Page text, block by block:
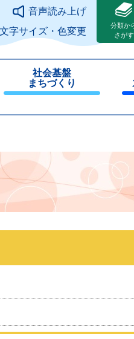
本文へ音声読み上げ
文字サイズ・色変更
分類か
さがす
社会基盤
まちづくり
じ
じ